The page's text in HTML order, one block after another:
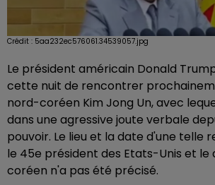
Crédit : 5aa232ec576061.34539057.jpg
Le président américain Donald
cette nuit de rencontrer
nord-coréen Kim Jong Un, avec
dans une agressive joute verbale
pouvoir. Le lieu et la date d'une telle
le 45e président des Etats-Unis et
coréen n'a pas été précisé.